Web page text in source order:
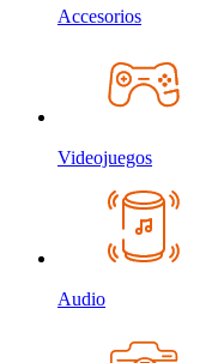
Accesorios
Videojuegos
Audio